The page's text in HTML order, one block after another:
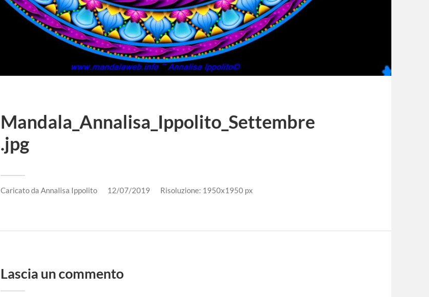
Mandala_Annalisa_Ippolito_Settembre
.jpg
Caricato da Annalisa Ippolito 12/07/2019 Risoluzione: 1950x1950 px
Lascia un commento